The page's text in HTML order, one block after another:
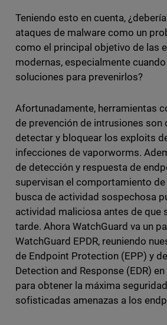
Teniendo esto en cuenta,
ataques de malware como un
como el principal objetivo de las
modernas, especialmente
soluciones para prevenirlos?
Afortunadamente, herramientas
de prevención de intrusiones son
detectar y bloquear los exploits
infecciones de vaporworms.
de detección y respuesta de
supervisan el comportamiento
busca de actividad sospechosa
actividad maliciosa antes de que
tarde. Ahora WatchGuard va un
WatchGuard EPDR, reuniendo
de Endpoint Protection (EPP) y
Detection and Response (EDR)
para obtener la máxima
sofisticadas amenazas a los